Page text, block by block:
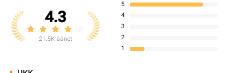
4.3
21.5K äänet
5
4
3
2
1